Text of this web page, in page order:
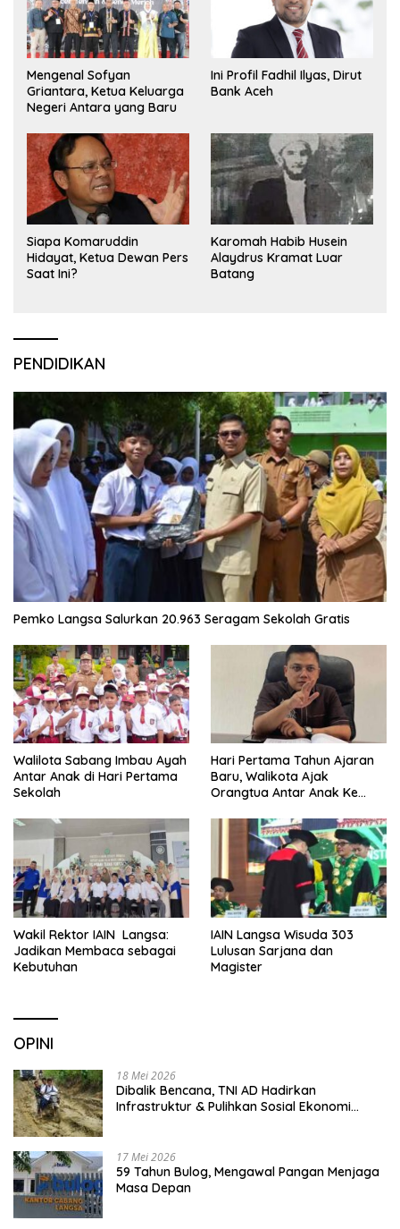
Mengenal Sofyan
Griantara, Ketua Keluarga
Negeri Antara yang Baru
Ini Profil Fadhil Ilyas, Dirut
Bank Aceh
Siapa Komaruddin
Hidayat, Ketua Dewan Pers
Saat Ini?
Karomah Habib Husein
Alaydrus Kramat Luar
Batang
PENDIDIKAN
Pemko Langsa Salurkan 20.963 Seragam Sekolah Gratis
Walilota Sabang Imbau Ayah
Antar Anak di Hari Pertama
Sekolah
Hari Pertama Tahun Ajaran
Baru, Walikota Ajak
Orangtua Antar Anak Ke
Wakil Rektor IAIN Langsa:
Jadikan Membaca sebagai
Kebutuhan
IAIN Langsa Wisuda 303
Lulusan Sarjana dan
Magister
OPINI
18 Mei 2026
Dibalik Bencana, TNI AD Hadirkan
Infrastruktur & Pulihkan Sosial Ekonomi
17 Mei 2026
59 Tahun Bulog, Mengawal Pangan Menjaga
Masa Depan